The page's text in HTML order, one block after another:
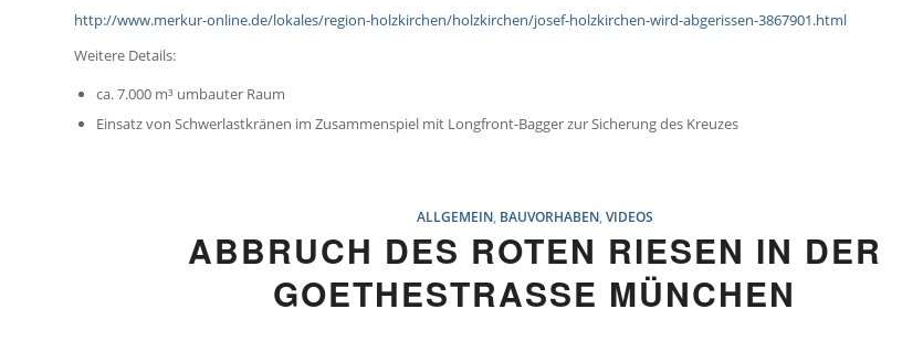
http://www.merkur-online.de/lokales/region-holzkirchen/holzkirchen/josef-holzkirchen-wird-abgerissen-3867901.html
Weitere Details:
ca. 7.000 m³ umbauter Raum
Einsatz von Schwerlastkränen im Zusammenspiel mit Longfront-Bagger zur Sicherung des Kreuzes
ALLGEMEIN, BAUVORHABEN, VIDEOS
ABBRUCH DES ROTEN RIESEN IN DER
GOETHESTRASSE MÜNCHEN